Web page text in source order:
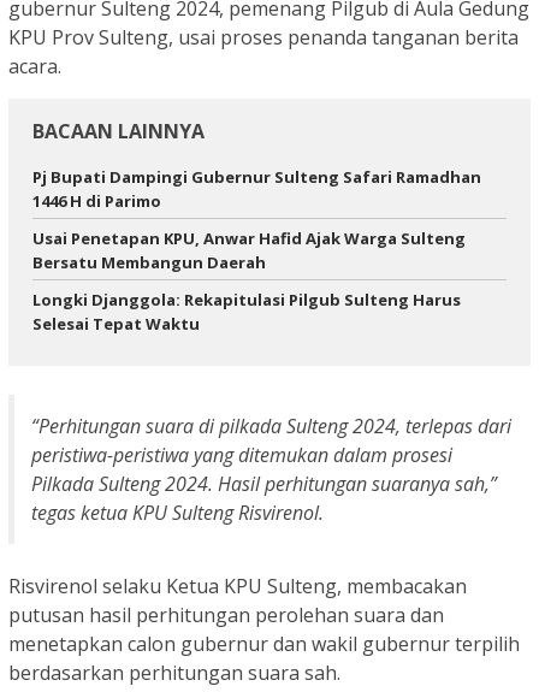
gubernur Sulteng 2024, pemenang Pilgub di Aula Gedung
KPU Prov Sulteng, usai proses penanda tanganan berita
acara.
BACAAN LAINNYA
Pj Bupati Dampingi Gubernur Sulteng Safari Ramadhan
1446 H di Parimo
Usai Penetapan KPU, Anwar Hafid Ajak Warga Sulteng
Bersatu Membangun Daerah
Longki Djanggola: Rekapitulasi Pilgub Sulteng Harus
Selesai Tepat Waktu
“Perhitungan suara di pilkada Sulteng 2024, terlepas dari
peristiwa-peristiwa yang ditemukan dalam prosesi
Pilkada Sulteng 2024. Hasil perhitungan suaranya sah,”
tegas ketua KPU Sulteng Risvirenol.
Risvirenol selaku Ketua KPU Sulteng, membacakan
putusan hasil perhitungan perolehan suara dan
menetapkan calon gubernur dan wakil gubernur terpilih
berdasarkan perhitungan suara sah.